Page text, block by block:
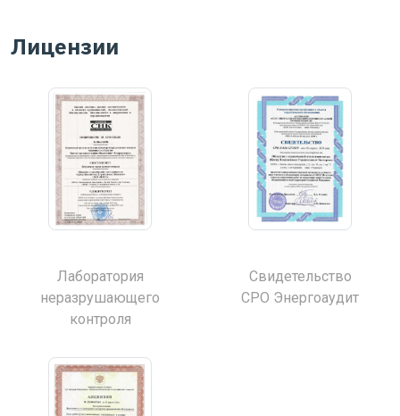
Лицензии
Лаборатория
неразрушающего
контроля
Свидетельство
СРО Энергоаудит